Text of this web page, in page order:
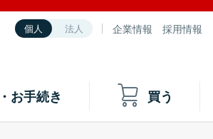
個人 法人 企業情報 採用情報
お手続き 買う